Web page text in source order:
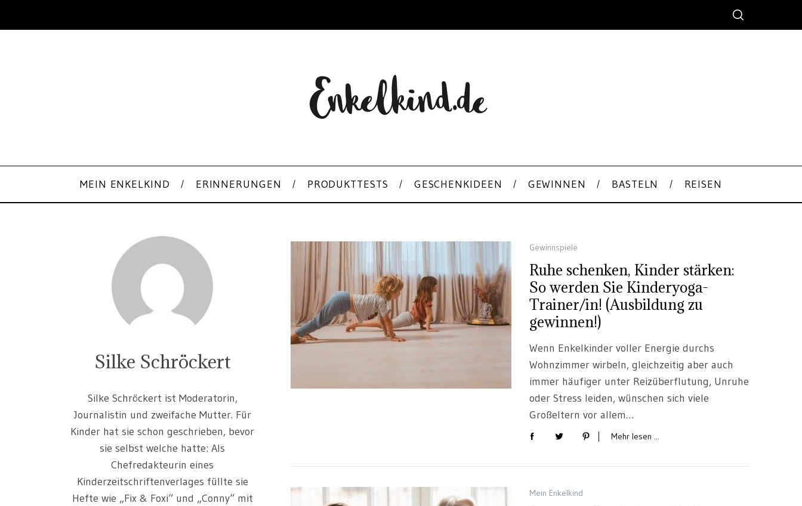
MEIN ENKELKIND ERINNERUNGEN PRODUKTTESTS GESCHENKIDEEN GEWINNEN BASTELN REISEN
Silke Schröckert
Silke Schröckert ist Moderatorin,
Journalistin und zweifache Mutter. Für
Kinder hat sie schon geschrieben, bevor
sie selbst welche hatte: Als
Chefredakteurin eines
Kinderzeitschriftenverlages füllte sie
Hefte wie „Fix & Foxi“ und „Conny“ mit
Gewinnspiele
Ruhe schenken, Kinder stärken:
So werden Sie Kinderyoga-
Trainer/in! (Ausbildung zu
gewinnen!)
Wenn Enkelkinder voller Energie durchs
Wohnzimmer wirbeln, gleichzeitig aber auch
immer häufiger unter Reizüberflutung, Unruhe
oder Stress leiden, wünschen sich viele
Großeltern vor allem…
Mehr lesen ...
Mein Enkelkind